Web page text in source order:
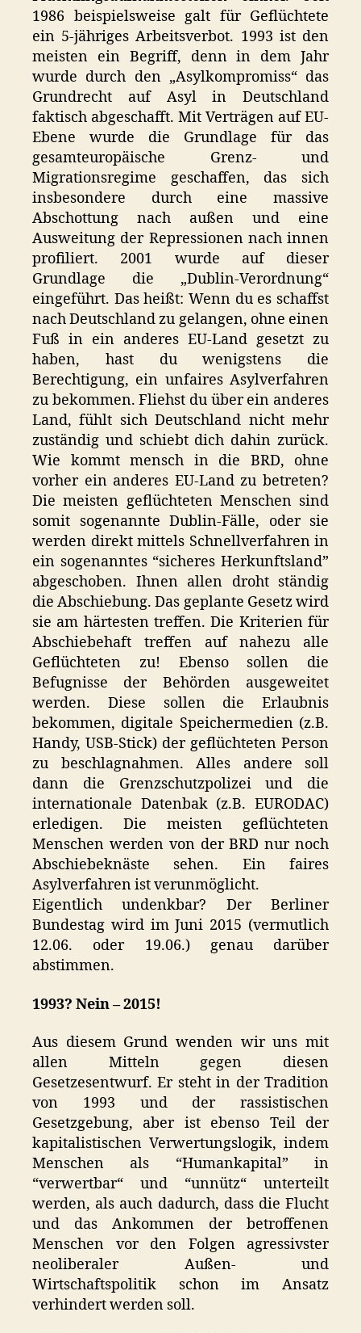
1986 beispielsweise galt für Geflüchtete
ein 5-jähriges Arbeitsverbot. 1993 ist den
meisten ein Begriff, denn in dem Jahr
wurde durch den „Asylkompromiss“ das
Grundrecht auf Asyl in Deutschland
faktisch abgeschafft. Mit Verträgen auf EU-
Ebene wurde die Grundlage für das
gesamteuropäische Grenz- und
Migrationsregime geschaffen, das sich
insbesondere durch eine massive
Abschottung nach außen und eine
Ausweitung der Repressionen nach innen
profiliert. 2001 wurde auf dieser
Grundlage die „Dublin-Verordnung“
eingeführt. Das heißt: Wenn du es schaffst
nach Deutschland zu gelangen, ohne einen
Fuß in ein anderes EU-Land gesetzt zu
haben, hast du wenigstens die
Berechtigung, ein unfaires Asylverfahren
zu bekommen. Fliehst du über ein anderes
Land, fühlt sich Deutschland nicht mehr
zuständig und schiebt dich dahin zurück.
Wie kommt mensch in die BRD, ohne
vorher ein anderes EU-Land zu betreten?
Die meisten geflüchteten Menschen sind
somit sogenannte Dublin-Fälle, oder sie
werden direkt mittels Schnellverfahren in
ein sogenanntes “sicheres Herkunftsland”
abgeschoben. Ihnen allen droht ständig
die Abschiebung. Das geplante Gesetz wird
sie am härtesten treffen. Die Kriterien für
Abschiebehaft treffen auf nahezu alle
Geflüchteten zu! Ebenso sollen die
Befugnisse der Behörden ausgeweitet
werden. Diese sollen die Erlaubnis
bekommen, digitale Speichermedien (z.B.
Handy, USB-Stick) der geflüchteten Person
zu beschlagnahmen. Alles andere soll
dann die Grenzschutzpolizei und die
internationale Datenbak (z.B. EURODAC)
erledigen. Die meisten geflüchteten
Menschen werden von der BRD nur noch
Abschiebeknäste sehen. Ein faires
Asylverfahren ist verunmöglicht.
Eigentlich undenkbar? Der Berliner
Bundestag wird im Juni 2015 (vermutlich
12.06. oder 19.06.) genau darüber
abstimmen.
1993? Nein – 2015!
Aus diesem Grund wenden wir uns mit
allen Mitteln gegen diesen
Gesetzesentwurf. Er steht in der Tradition
von 1993 und der rassistischen
Gesetzgebung, aber ist ebenso Teil der
kapitalistischen Verwertungslogik, indem
Menschen als “Humankapital” in
“verwertbar“ und “unnütz“ unterteilt
werden, als auch dadurch, dass die Flucht
und das Ankommen der betroffenen
Menschen vor den Folgen agressivster
neoliberaler Außen- und
Wirtschaftspolitik schon im Ansatz
verhindert werden soll.